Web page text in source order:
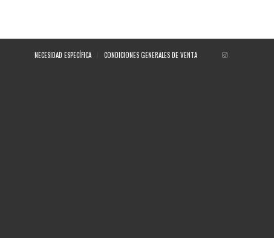
NECESIDAD ESPECÍFICA CONDICIONES GENERALES DE VENTA